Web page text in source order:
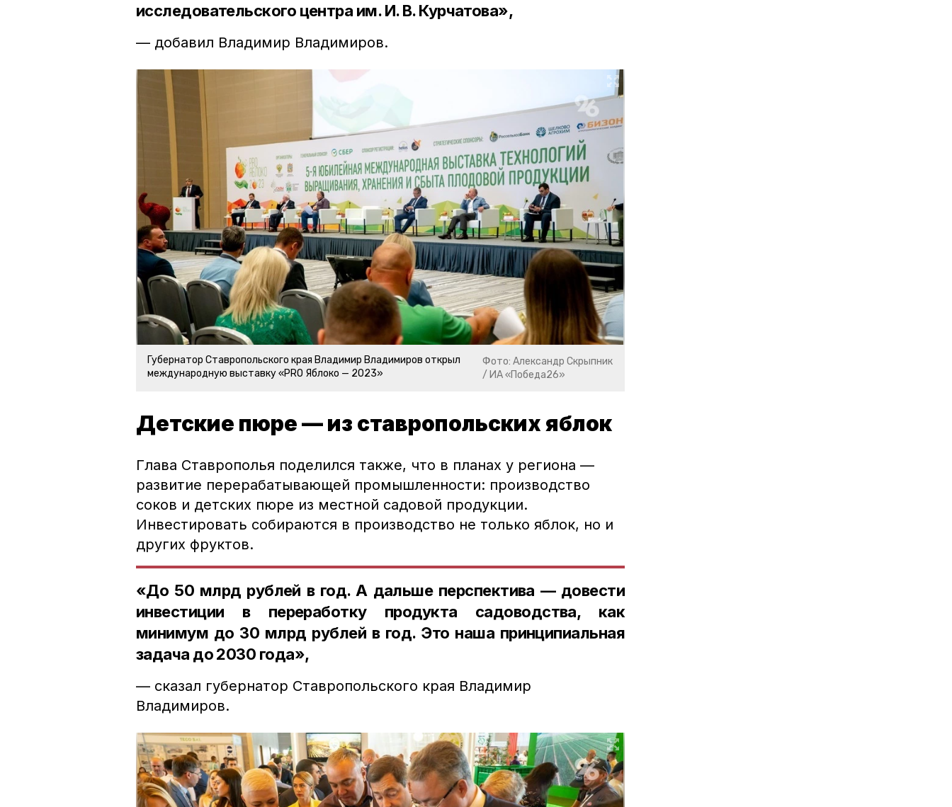
исследовательского центра им. И. В. Курчатова»,
— добавил Владимир Владимиров.
Губернатор Ставропольского края Владимир Владимиров открыл
международную выставку «PRO Яблоко — 2023»
Фото: Александр Скрыпник
/ ИА «Победа26»
Детские пюре — из ставропольских яблок
Глава Ставрополья поделился также, что в планах у региона —
развитие перерабатывающей промышленности: производство
соков и детских пюре из местной садовой продукции.
Инвестировать собираются в производство не только яблок, но и
других фруктов.
«До 50 млрд рублей в год. А дальше перспектива — довести
инвестиции в переработку продукта садоводства, как
минимум до 30 млрд рублей в год. Это наша принципиальная
задача до 2030 года»,
— сказал губернатор Ставропольского края Владимир
Владимиров.